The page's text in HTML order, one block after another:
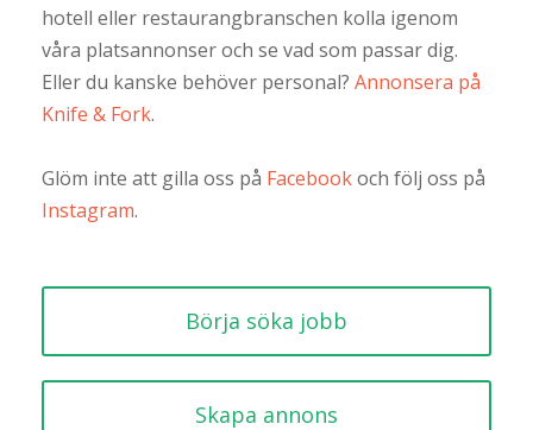
hotell eller restaurangbranschen kolla igenom
våra platsannonser och se vad som passar dig.
Eller du kanske behöver personal? Annonsera på
Knife & Fork.
Glöm inte att gilla oss på Facebookoch följ oss på
Instagram.
Börja söka jobb
Skapa annons